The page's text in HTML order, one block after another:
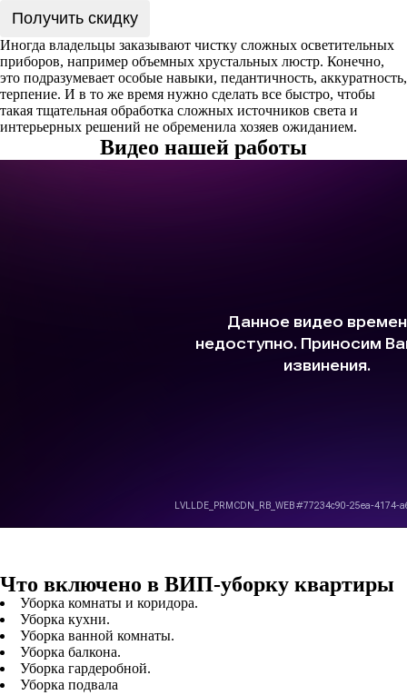
Получить скидку
Иногда владельцы заказывают чистку сложных осветительных
приборов, например объемных хрустальных люстр. Конечно,
это подразумевает особые навыки, педантичность, аккуратность,
терпение. И в то же время нужно сделать все быстро, чтобы
такая тщательная обработка сложных источников света и
интерьерных решений не обременила хозяев ожиданием.
Видео нашей работы
Что включено в ВИП-уборку квартиры
Уборка комнаты и коридора.
Уборка кухни.
Уборка ванной комнаты.
Уборка балкона.
Уборка гардеробной.
Уборка подвала